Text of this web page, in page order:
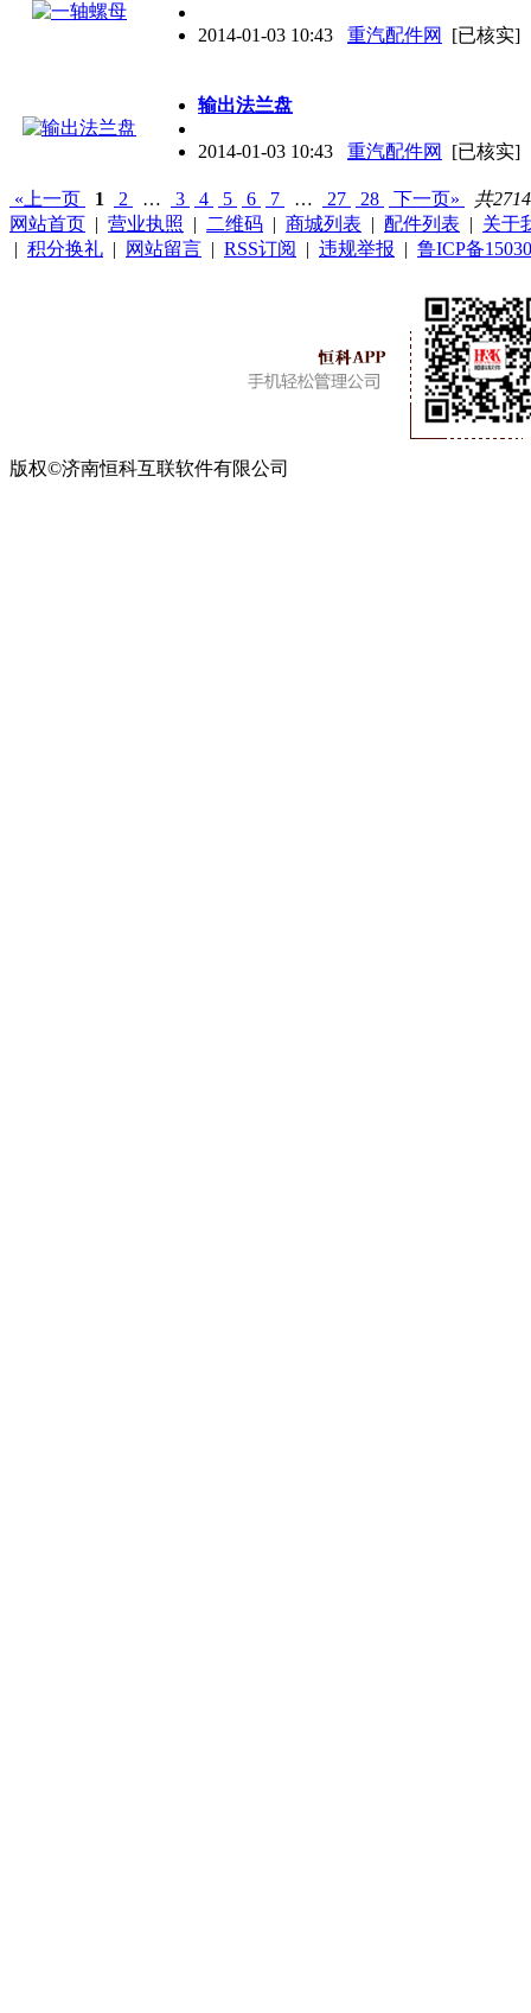
2014-01-03 10:43 重汽配件网 [已核实]
输出法兰盘
2014-01-03 10:43 重汽配件网 [已核实]
«上一页 1 2 … 3 4 5 6 7 … 27 28 下一页»
共
网站首页 | 营业执照 | 二维码 | 商城列表 | 配件列表 | 关于
| 积分换礼 | 网站留言 | RSS订阅 | 违规举报 | 鲁ICP备
版权©济南恒科互联软件有限公司